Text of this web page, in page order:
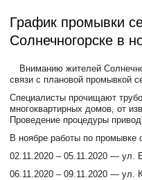
График промывки
Солнечногорске в
Вниманию жителей
связи с плановой промывкой
Специалисты прочищают
многоквартирных домов, от
Проведение процедуры
В ноябре работы по
02.11.2020 – 05.11.2020 — ул.
06.11.2020 – 09.11.2020 — ул.